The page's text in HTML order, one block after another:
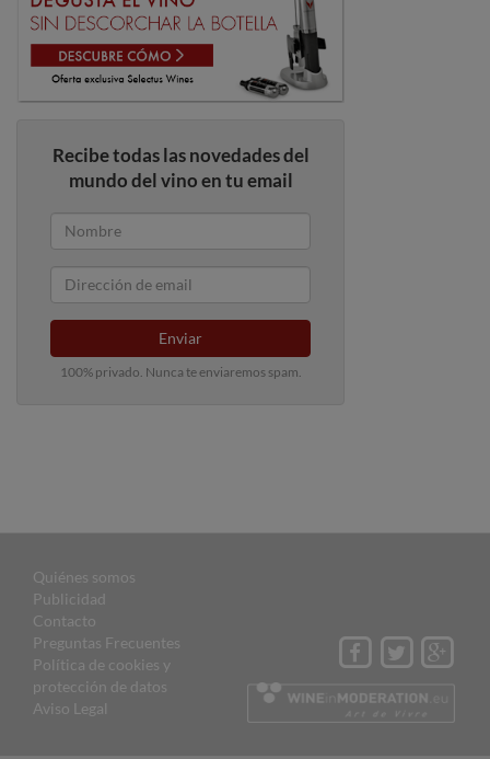
Recibe todas las novedades del
mundo del vino en tu email
Enviar
100% privado. Nunca te enviaremos spam.
Quiénes somos
Publicidad
Contacto
Preguntas Frecuentes
Política de cookies y
protección de datos
Aviso Legal